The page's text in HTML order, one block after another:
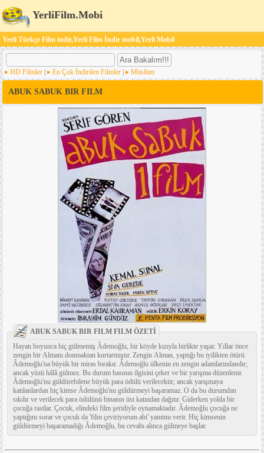
YerliFilm.Mobi
Yerli Türkçe Film indir,Yerli Film İndir mobil,Yerli Mobil
HD Filmler En Çok İndirilen Filmler Müslüm
ABUK SABUK BIR FILM
ABUK SABUK BIR FILM FILM ÖZETİ
Hayatı boyunca hiç gülmemiş Âdemoğlu, bir köyde kızıyla birlikte yaşar. Yıllar önce
zengin bir Almanı donmaktan kurtarmıştır. Zengin Alman, yaptığı bu iyilikten ötürü
Âdemoğlu'na büyük bir miras bırakır. Âdemoğlu ülkenin en zengin adamlarındandır;
ancak yüzü hâlâ gülmez. Bu durum basının ilgisini çeker ve bir yarışma düzenlenir.
Âdemoğlu'nu güldürebilene büyük para ödülü verilecektir; ancak yarışmaya
katılanlardan hiç kimse Âdemoğlu'nu güldürmeyi başaramaz. O da bu durumdan
sıkılır ve verilecek para ödülünü binanın üst katından dağıtır. Giderken yolda bir
çocuğa rastlar. Çocuk, elindeki film şeridiyle oynamaktadır. Âdemoğlu çocuğa ne
yaptığını sorar ve çocuk da 'film çeviriyorum abi' yanıtını verir. Hiç kimsenin
güldürmeyi başaramadığı Âdemoğlu, bu cevabı alınca gülmeye başlar.